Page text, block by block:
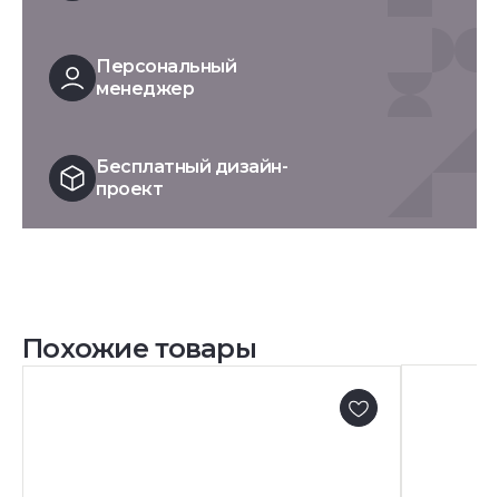
Персональный
менеджер
Бесплатный дизайн-
проект
Похожие товары